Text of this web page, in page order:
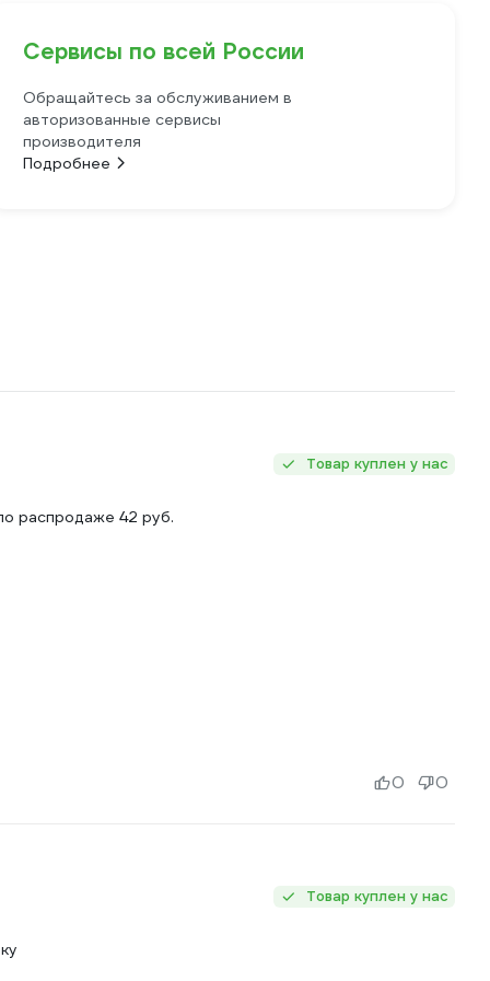
Сервисы по всей России
Обращайтесь за обслуживанием в
авторизованные сервисы
производителя
Подробнее
Товар куплен у нас
распродаже 42 руб.
0 0
Товар куплен у нас